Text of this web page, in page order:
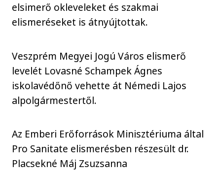
elsimerő okleveleket és szakmai
elismeréseket is átnyújtottak.
Veszprém Megyei Jogú Város elismerő
levelét Lovasné Schampek Ágnes
iskolavédőnő vehette át Némedi Lajos
alpolgármestertől.
Az Emberi Erőforrások Minisztériuma által
Pro Sanitate elismerésben részesült dr.
Placsekné Máj Zsuzsanna